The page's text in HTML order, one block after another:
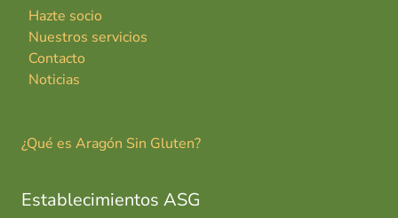
Hazte socio
Nuestros servicios
Contacto
Noticias
¿Qué es Aragón Sin Gluten?
Establecimientos ASG